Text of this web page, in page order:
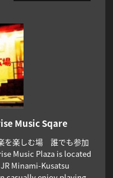
Music Sqare
を楽しむ場 誰でも参加
Music Plaza is located
Minami-Kusatsu